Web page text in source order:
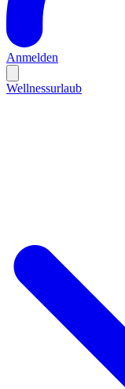
Anmelden
Wellnessurlaub